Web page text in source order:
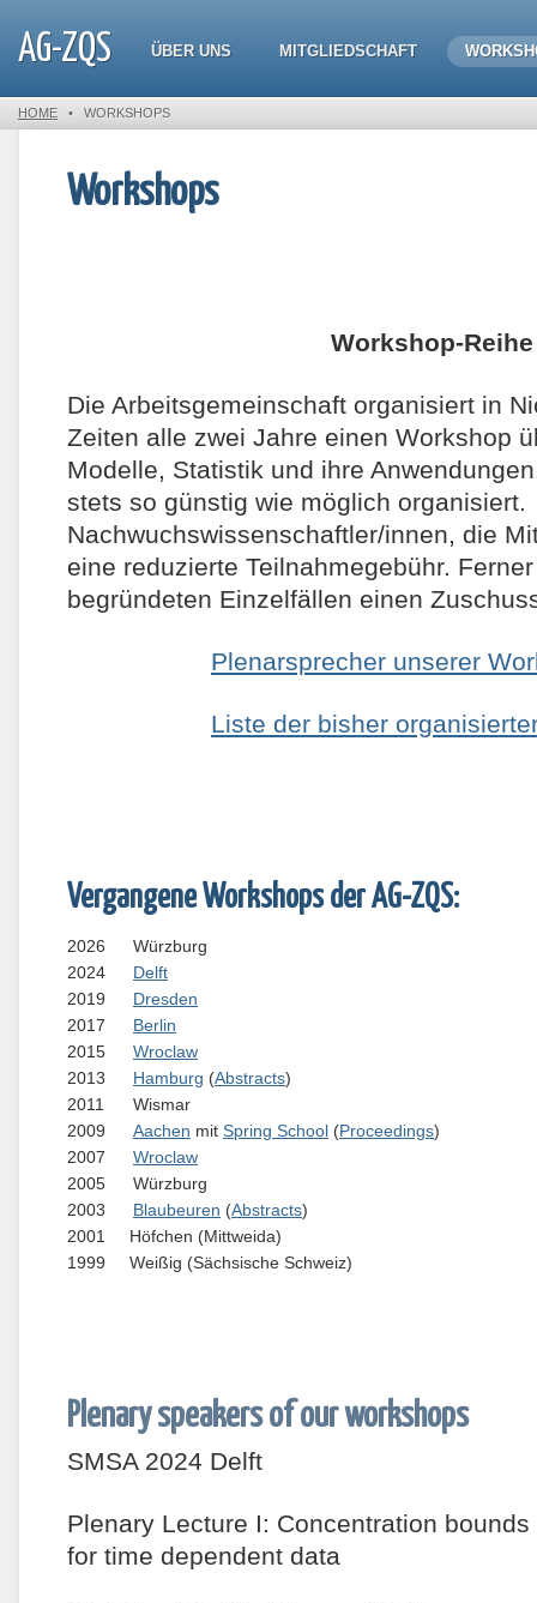
AG-ZQS ÜBER UNS MITGLIEDSCHAFT
HOME • WORKSHOPS
Workshops
Workshop-Reihe
Die Arbeitsgemeinschaft organisiert in
Zeiten alle zwei Jahre einen Workshop
Modelle, Statistik und ihre
stets so günstig wie möglich organisiert.
Nachwuchswissenschaftler/innen, die
eine reduzierte Teilnahmegebühr.
begründeten Einzelfällen einen
Plenarsprecher unserer
Liste der bisher
Vergangene Workshops der AG-ZQS:
2026
Würzburg
2024
Delft
2019
Dresden
2017
Berlin
2015
Wroclaw
2013
Hamburg (Abstracts)
2011
Wismar
2009
Aachen mit Spring School (Proceedings)
2007
Wroclaw
2005
Würzburg
2003
Blaubeuren (Abstracts)
2001
Höfchen (Mittweida)
1999
Weißig (Sächsische Schweiz)
Plenary speakers of our workshops
SMSA 2024 Delft
Plenary Lecture I: Concentration
for time dependent data